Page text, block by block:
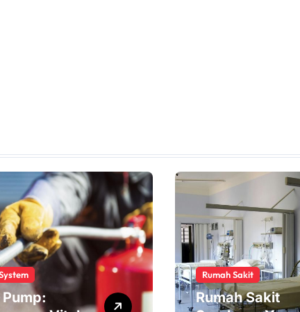
Rumah Sakit
Rumah Sakit